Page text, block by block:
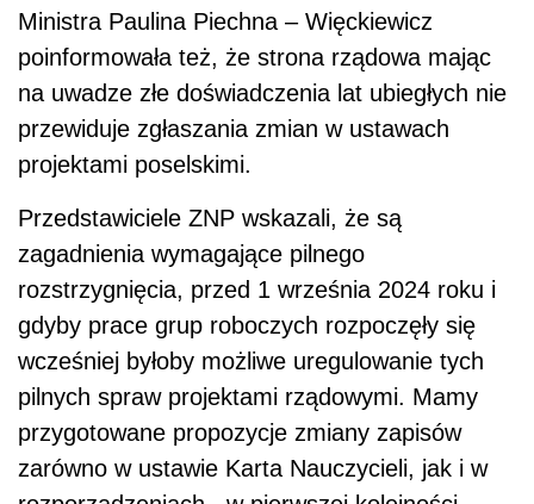
Ministra Paulina Piechna – Więckiewicz
poinformowała też, że strona rządowa mając
na uwadze złe doświadczenia lat ubiegłych nie
przewiduje zgłaszania zmian w ustawach
projektami poselskimi.
Przedstawiciele ZNP wskazali, że są
zagadnienia wymagające pilnego
rozstrzygnięcia, przed 1 września 2024 roku i
gdyby prace grup roboczych rozpoczęły się
wcześniej byłoby możliwe uregulowanie tych
pilnych spraw projektami rządowymi. Mamy
przygotowane propozycje zmiany zapisów
zarówno w ustawie Karta Nauczycieli, jak i w